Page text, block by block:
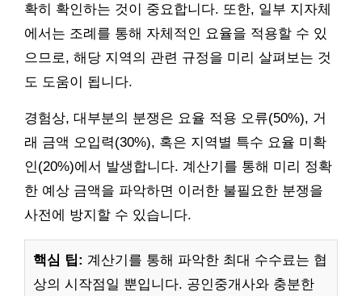
확히 확인하는 것이 중요합니다. 또한, 일부 지자체
에서는 조례를 통해 자체적인 요율을 적용할 수 있
으므로, 해당 지역의 관련 규정을 미리 살펴보는 것
도 도움이 됩니다.
경험상, 대부분의 분쟁은 요율 적용 오류(50%), 거
래 금액 오입력(30%), 혹은 지역별 특수 요율 미확
인(20%)에서 발생합니다. 계산기를 통해 미리 정확
한 예상 금액을 파악하면 이러한 불필요한 분쟁을
사전에 방지할 수 있습니다.
핵심 팁: 계산기를 통해 파악한 최대 수수료는 협
상의 시작점일 뿐입니다. 공인중개사와 충분한